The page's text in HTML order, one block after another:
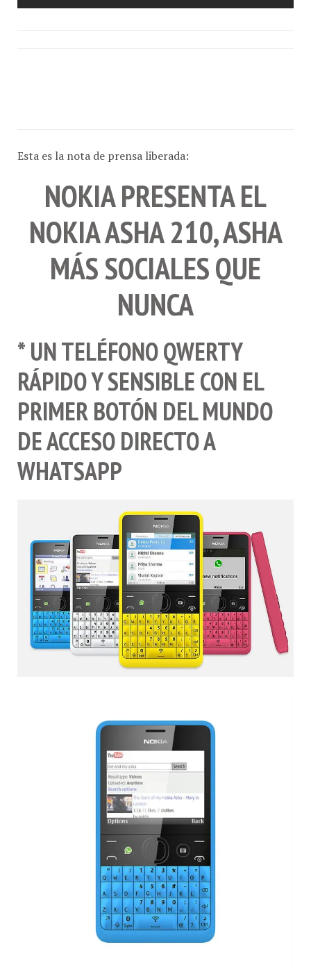
Esta es la nota de prensa liberada:
NOKIA PRESENTA EL
NOKIA ASHA 210, ASHA
MÁS SOCIALES QUE
NUNCA
* UN TELÉFONO QWERTY
RÁPIDO Y SENSIBLE CON EL
PRIMER BOTÓN DEL MUNDO
DE ACCESO DIRECTO A
WHATSAPP